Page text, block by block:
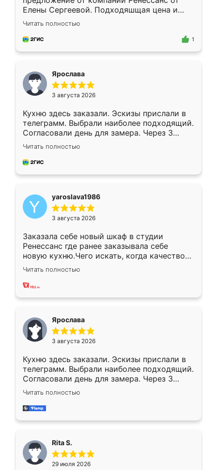
Елены Сергеевой. Подходяшщая цена и
короткие сроки изготовления. Приехавший
для замера сотрудник Владислав
предложил по моему эскизу самый
Читать полностью
1
Ярослава
3 августа 2026
Кухню здесь заказали. Эскизы прислали в
телеграмм. Выбрали наиболее подходящий.
Согласовали день для замера. Через 3
недели кухня была уже готова. Остались
довольны работой. Спасибо Ренессанс
мебель за качественную работу!
Читать полностью
yaroslava1986
3 августа 2026
Заказала себе новый шкаф в студии
Ренессанс где ранее заказывала себе
новую кухню.Чего искать, когда качеством
вполне довольна. Служит кухня уже почти
два года, нареканий нет.
Читать полностью
Ярослава
3 августа 2026
Кухню здесь заказали. Эскизы прислали в
телеграмм. Выбрали наиболее подходящий.
Согласовали день для замера. Через 3
недели кухня была уже готова. Остались
довольны работой. Спасибо Ренессанс
мебель за качественную работу!
Читать полностью
Rita S.
29 июля 2026